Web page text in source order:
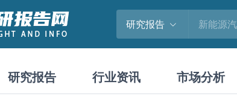
研究报告
研究报告 行业资讯 市场分析